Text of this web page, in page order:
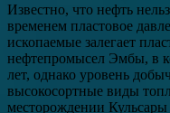
Известно, что нефть
временем пластовое
ископаемые залегает
нефтепромысел Эмбы, в
лет, однако уровень
высокосортные виды
месторождении